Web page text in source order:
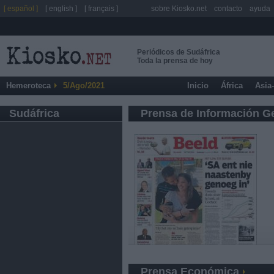
Periódicos de Sudáfrica
Toda la prensa de hoy
Hemeroteca 5/Ago/2021 Inicio África
Sudáfrica Prensa de Información
Prensa Económica
[ español ] [ english ] [ français ] sobre Kiosko.net contacto ayuda